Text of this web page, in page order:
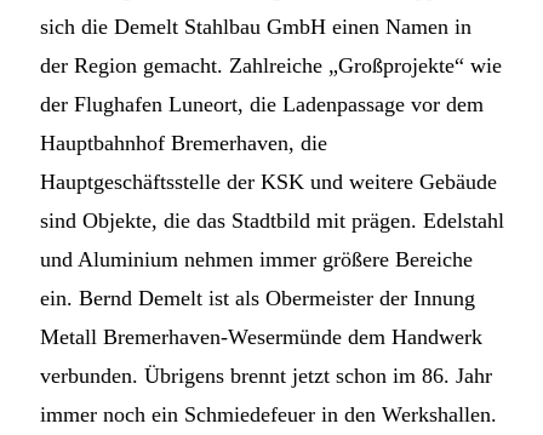
sich die Demelt Stahlbau GmbH einen Namen in
der Region gemacht. Zahlreiche „Großprojekte“ wie
der Flughafen Luneort, die Ladenpassage vor dem
Hauptbahnhof Bremerhaven, die
Hauptgeschäftsstelle der KSK und weitere Gebäude
sind Objekte, die das Stadtbild mit prägen. Edelstahl
und Aluminium nehmen immer größere Bereiche
ein. Bernd Demelt ist als Obermeister der Innung
Metall Bremerhaven-Wesermünde dem Handwerk
verbunden. Übrigens brennt jetzt schon im 86. Jahr
immer noch ein Schmiedefeuer in den Werkshallen.